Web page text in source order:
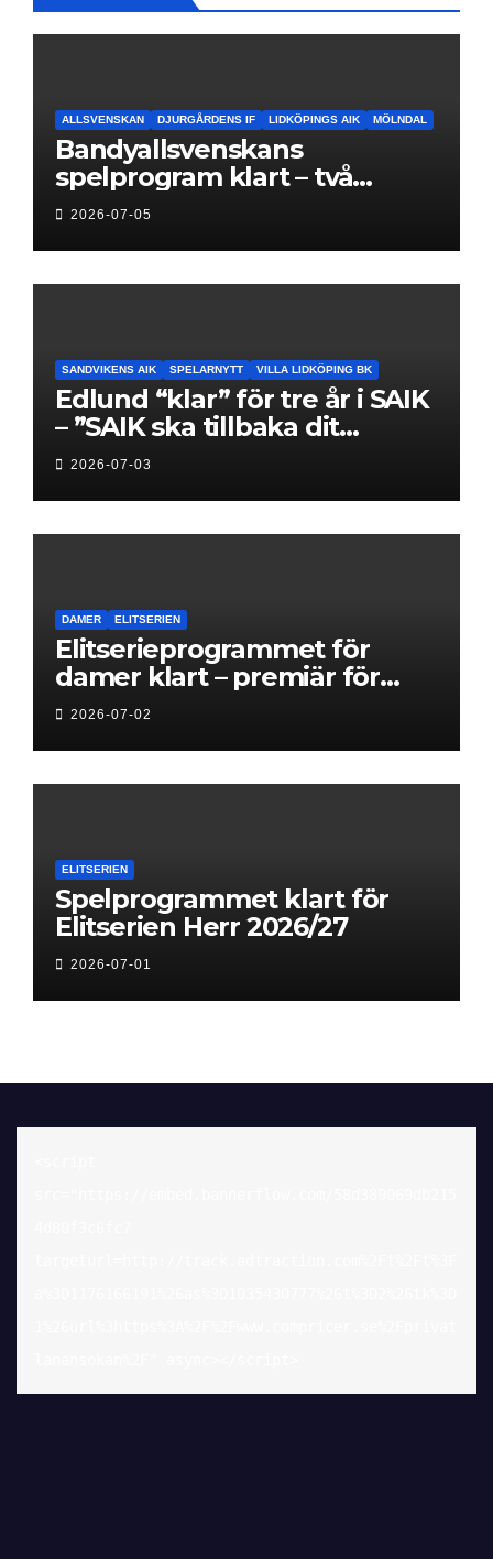
ALLSVENSKAN DJURGÅRDENS IF LIDKÖPINGS AIK MÖLNDAL
Bandyallsvenskans
spelprogram klart – två
föreningar jagar sin
elitseriesäsong
2026-07-05
SANDVIKENS AIK SPELARNYTT VILLA LIDKÖPING BK
Edlund “klar” för tre år i SAIK
– ”SAIK ska tillbaka dit
klubben hör hemma”
2026-07-03
DAMER ELITSERIEN
Elitserieprogrammet för
damer klart – premiär för
Next Level
2026-07-02
ELITSERIEN
Spelprogrammet klart för
Elitserien Herr 2026/27
2026-07-01